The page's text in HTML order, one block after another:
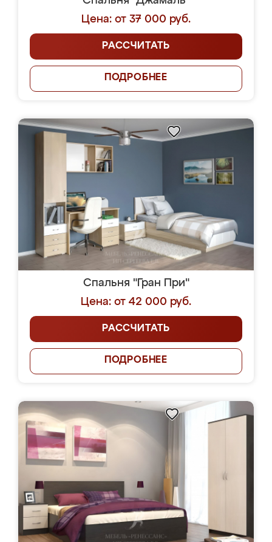
Цена: от 37 000 руб.
РАССЧИТАТЬ
ПОДРОБНЕЕ
Спальня "Гран При"
Цена: от 42 000 руб.
РАССЧИТАТЬ
ПОДРОБНЕЕ